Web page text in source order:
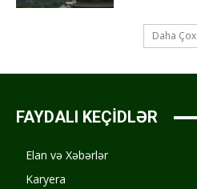
Daha Çox
FAYDALI KEÇİDLƏR
Elan və Xəbərlər
Karyera